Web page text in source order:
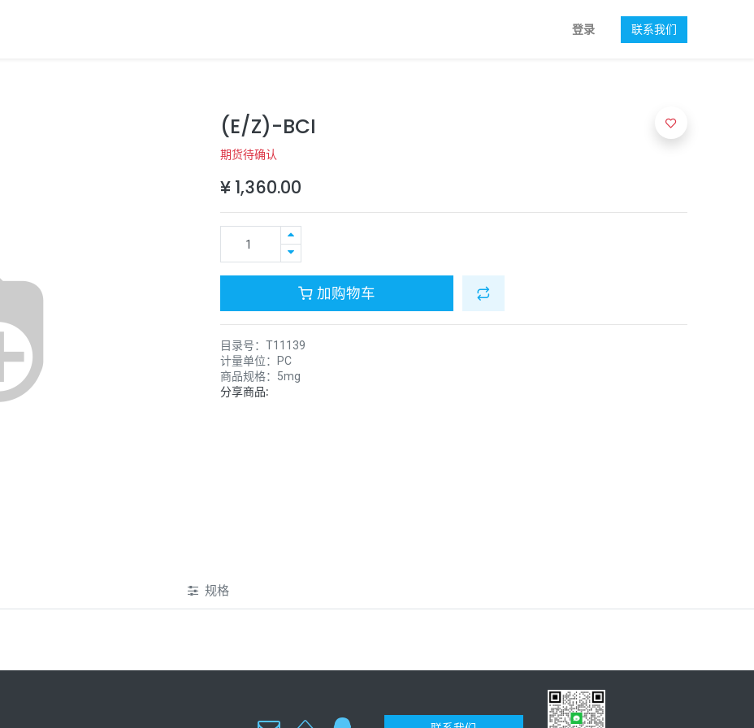
登录 联系我们
(E/Z)-BCI
期货待确认
¥ 1,360.00
加购物车
目录号： T11139
计量单位：
PC
商品规格： 5mg
分享商品:
规格